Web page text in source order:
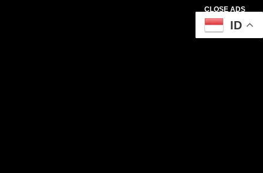
CLOSE ADS
ID